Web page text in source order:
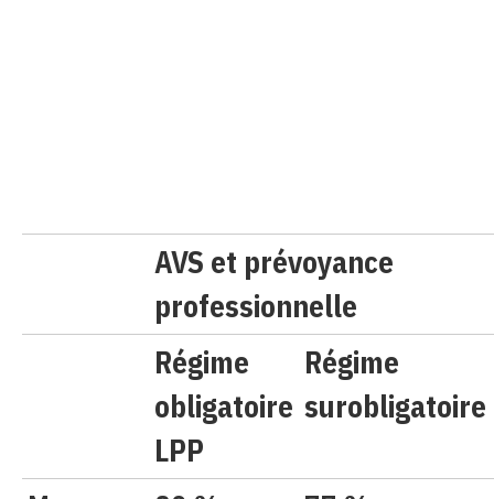
AVS et prévoyance
professionnelle
Régime
obligatoire
LPP
Régime
surobligatoire